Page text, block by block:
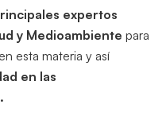
expertos
y Medioambiente para
esta materia y así
en las